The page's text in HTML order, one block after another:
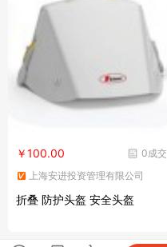
0成交
￥100.00
上海安进投资管理有限公司
折叠 防护头盔 安全头盔